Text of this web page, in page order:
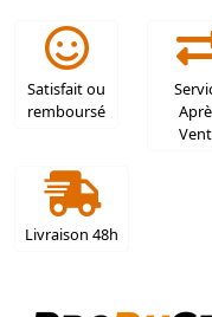
Satisfait ou
remboursé
Livraison 48h